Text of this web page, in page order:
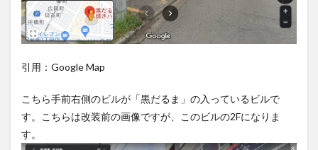
引用：Google Map
こちら手前右側のビルが「黒だるま」の入っているビルで
す。こちらは改装前の画像ですが、このビルの2Fになりま
す。